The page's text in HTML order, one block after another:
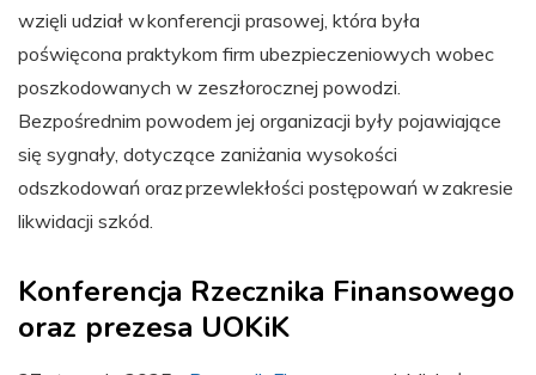
wzięli udział w konferencji prasowej, która była
poświęcona praktykom firm ubezpieczeniowych wobec
poszkodowanych w zeszłorocznej powodzi.
Bezpośrednim powodem jej organizacji były pojawiające
się sygnały, dotyczące zaniżania wysokości
odszkodowań oraz przewlekłości postępowań w zakresie
likwidacji szkód.
Konferencja Rzecznika Finansowego
oraz prezesa UOKiK